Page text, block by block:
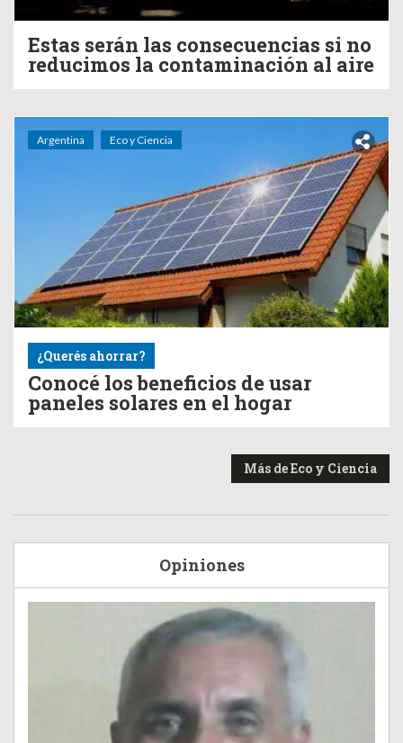
Estas serán las consecuencias si no
reducimos la contaminación al aire
Argentina Eco y Ciencia
¿Querés ahorrar?
Conocé los beneficios de usar
paneles solares en el hogar
Más de Eco y Ciencia
Opiniones